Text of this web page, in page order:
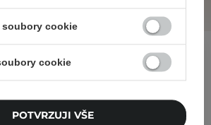
kladené otázky
cookie
cookie
POTVRZUJI VŠE